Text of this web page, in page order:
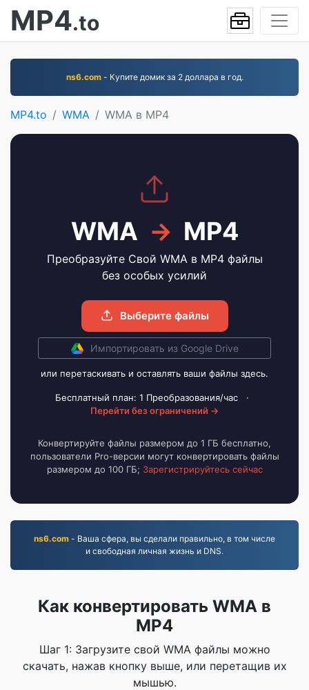
MP4.to
ns6.com- Купите домик за 2 доллара в год.
MP4.to WMA WMA в MP4
WMA → MP4
Преобразуйте Свой WMA в MP4 файлы
без особых усилий
Выберите файлы
Импортировать из Google Drive
или перетаскивать и оставлять ваши файлы здесь.
Бесплатный план: 1 Преобразования/час
·
Перейти без ограничений →
Конвертируйте файлы размером до 1 ГБ бесплатно,
пользователи Pro-версии могут конвертировать файлы
размером до 100 ГБ; Зарегистрируйтесь сейчас
ns6.com - Ваша сфера, вы сделали правильно, в том числе
и свободная личная жизнь и DNS.
Как конвертировать WMA в
MP4
Шаг 1: Загрузите свой WMA файлы можно
скачать, нажав кнопку выше, или перетащив их
мышью.